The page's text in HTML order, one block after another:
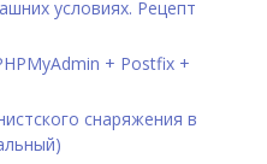
условиях. Рецепт
+ Postfix +
снаряжения в